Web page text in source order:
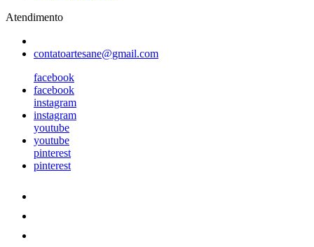
Atendimento
contatoartesane@gmail.com
facebook
facebook
instagram
instagram
youtube
youtube
pinterest
pinterest